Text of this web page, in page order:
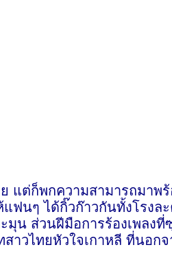
แต่ก็พกความสามารถมาพ
ฟนๆ ได้กิ๊วก๊าวกันทั้งโรงล
มุน ส่วนฝีมือการร้องเพลง
าวไทยหัวใจเกาหลี ที่นอก